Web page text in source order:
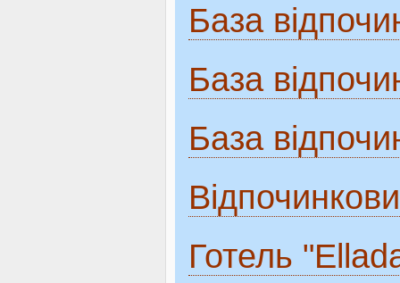
База
База
База
Готель